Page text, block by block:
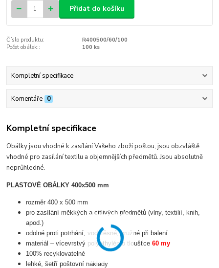
Přidat do košíku
Číslo produktu:
R400500/60/100
Počet obálek::
100 ks
Kompletní specifikace
Komentáře 0
Kompletní specifikace
Obálky jsou vhodné k zasílání Vašeho zboží poštou, jsou obzvláště
vhodné pro zasílání textilu a objemnějších předmětů. Jsou absolutně
neprůhledné.
PLASTOVÉ OBÁLKY 400x500 mm
rozměr 400 x 500 mm
pro zasílání měkkých a citlivých předmětů (vlny, textilií, knih,
apod.)
odolné proti potrhání, vodotěsné, pružné při balení
materiál – vícevrstvý polyethylén o tloušťce60 my
100% recyklovatelné
lehké, šetří poštovní náklady